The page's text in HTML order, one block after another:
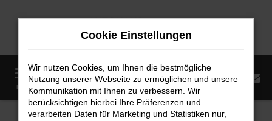
Zum
MENÜ
Startseite Fahrzeugangebote Fahrzeugmarkt
Cookie Einstellungen
Wir nutzen Cookies, um Ihnen die bestmögliche
Nutzung unserer Webseite zu ermöglichen und unsere
Kommunikation mit Ihnen zu verbessern. Wir
berücksichtigen hierbei Ihre Präferenzen und
verarbeiten Daten für Marketing und Statistiken nur,